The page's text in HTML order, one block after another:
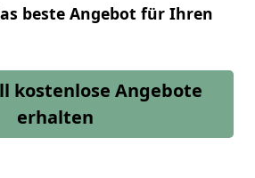
beste Angebot für Ihren
kostenlose Angebote
erhalten